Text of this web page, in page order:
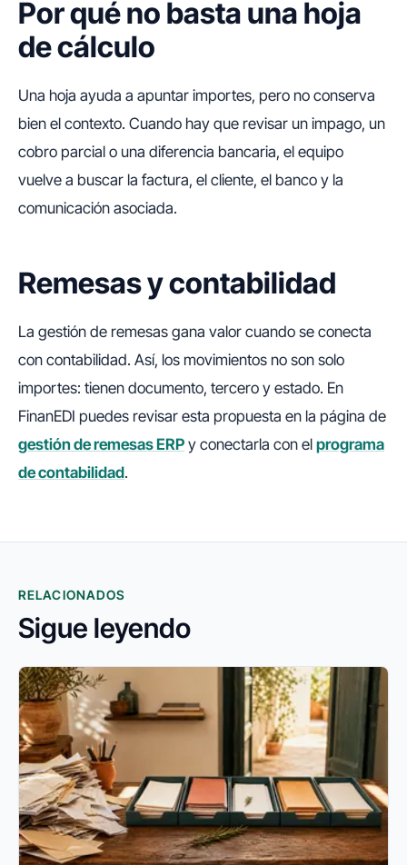
Por qué no basta una hoja
de cálculo
Una hoja ayuda a apuntar importes, pero no conserva
bien el contexto. Cuando hay que revisar un impago, un
cobro parcial o una diferencia bancaria, el equipo
vuelve a buscar la factura, el cliente, el banco y la
comunicación asociada.
Remesas y contabilidad
La gestión de remesas gana valor cuando se conecta
con contabilidad. Así, los movimientos no son solo
importes: tienen documento, tercero y estado. En
FinanEDI puedes revisar esta propuesta en la página de
gestión de remesas ERP y conectarla con el programa
de contabilidad.
RELACIONADOS
Sigue leyendo